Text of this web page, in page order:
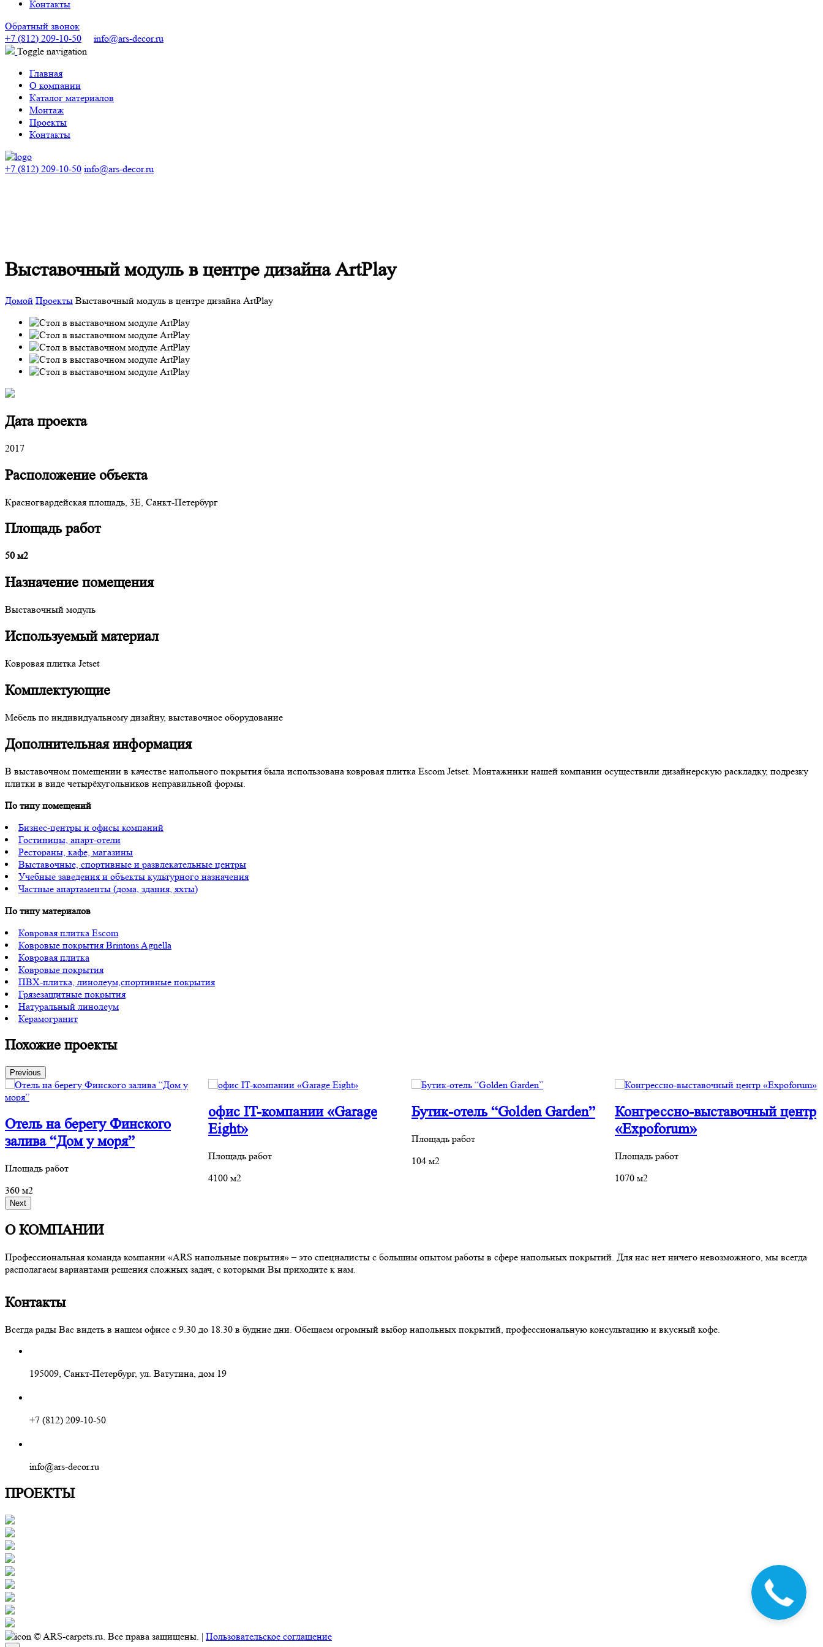
Контакты
Обратный звонок
+7 (812) 209-10-50
info@ars-decor.ru
Toggle navigation
Главная
О компании
Каталог материалов
Монтаж
Проекты
Контакты
+7 (812) 209-10-50 info@ars-decor.ru
Выставочный модуль в центре дизайна ArtPlay
Домой Проекты Выставочный модуль в центре дизайна ArtPlay
Дата проекта
2017
Расположение объекта
Красногвардейская площадь, 3Е, Санкт-Петербург
Площадь работ
50 м2
Назначение помещения
Выставочный модуль
Используемый материал
Ковровая плитка Jetset
Комплектующие
Мебель по индивидуальному дизайну, выставочное оборудование
Дополнительная информация
В выставочном помещении в качестве напольного покрытия была использована ковровая плитка Escom Jetset. Монтажники нашей компании осуществили дизайнерскую раскладку, подрезку
плитки в виде четырёхугольников неправильной формы.
По типу помещений
Бизнес-центры и офисы компаний
Гостиницы, апарт-отели
Рестораны, кафе, магазины
Выставочные, спортивные и развлекательные центры
Учебные заведения и объекты культурного назначения
Частные апартаменты (дома, здания, яхты)
По типу материалов
Ковровая плитка Escom
Ковровые покрытия Brintons Agnella
Ковровая плитка
Ковровые покрытия
ПВХ-плитка, линолеум,спортивные покрытия
Грязезащитные покрытия
Натуральный линолеум
Керамогранит
Похожие проекты
Previous
Отель на берегу Финского
залива “Дом у моря”
Площадь работ
360 м2
офис IT-компании «Garage
Eight»
Площадь работ
4100 м2
Бутик-отель “Golden Garden”
Площадь работ
104 м2
Конгрессно-выставочный центр
«Expoforum»
Площадь работ
1070 м2
Next
О КОМПАНИИ
Профессиональная команда компании «ARS напольные покрытия» – это специалисты с большим опытом работы в сфере напольных покрытий. Для нас нет ничего невозможного, мы всегда
располагаем вариантами решения сложных задач, с которыми Вы приходите к нам.
Контакты
Всегда рады Вас видеть в нашем офисе с 9.30 до 18.30 в будние дни. Обещаем огромный выбор напольных покрытий, профессиональную консультацию и вкусный кофе.
195009, Санкт-Петербург, ул. Ватутина, дом 19
+7 (812) 209-10-50
info@ars-decor.ru
ПРОЕКТЫ
© ARS-carpets.ru. Все права защищены. | Пользовательское соглашение